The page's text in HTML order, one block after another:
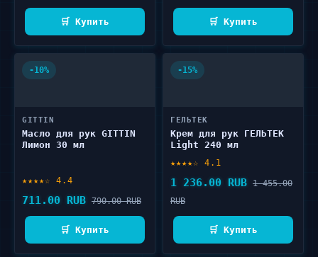
🛒 Купить 🛒 Купить
-10%
GITTIN
Масло для рук GITTIN
Лимон 30 мл
★★★★☆ 4.4
711.00 RUB 790.00 RUB
🛒 Купить
-15%
ГЕЛЬТЕК
Крем для рук ГЕЛЬТЕК
Light 240 мл
★★★★☆ 4.1
1 236.00 RUB 1 455.00
RUB
🛒 Купить